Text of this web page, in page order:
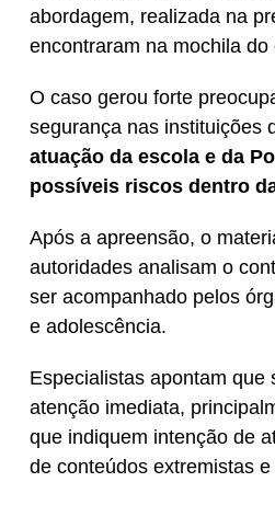
abordagem, realizada na
encontraram na mochila
O caso gerou forte
segurança nas instituições
atuação da escola e da
possíveis riscos dentro
Após a apreensão, o
autoridades analisam o
ser acompanhado pelos
e adolescência.
Especialistas apontam que
atenção imediata,
que indiquem intenção de
de conteúdos extremistas